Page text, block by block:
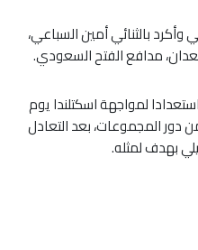
بالثنائي أمين السباعي،
مدافع الفتح السعودي.
لمواجهة اسكتلندا يوم
دور المجموعات، بعد التعادل
بهدف لمثله.